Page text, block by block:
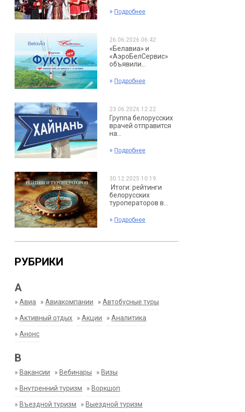
» Подробнее
26.06.2026 06:42
«Белавиа» и
«АэроБелСервис»
объявили...
» Подробнее
23.06.2026 12:22
Группа белорусских
врачей отправится
на...
» Подробнее
30.12.2025 10:19
Итоги: рейтинги
белорусских
туроператоров в...
» Подробнее
РУБРИКИ
А
»Авиа »Авиакомпании »Автобусные туры
»Активный отдых »Акции »Аналитика
»Анонс
В
» Вакансии » Вебинары » Визы
» Внутренний туризм » Воркшоп
» Въездной туризм » Выездной туризм